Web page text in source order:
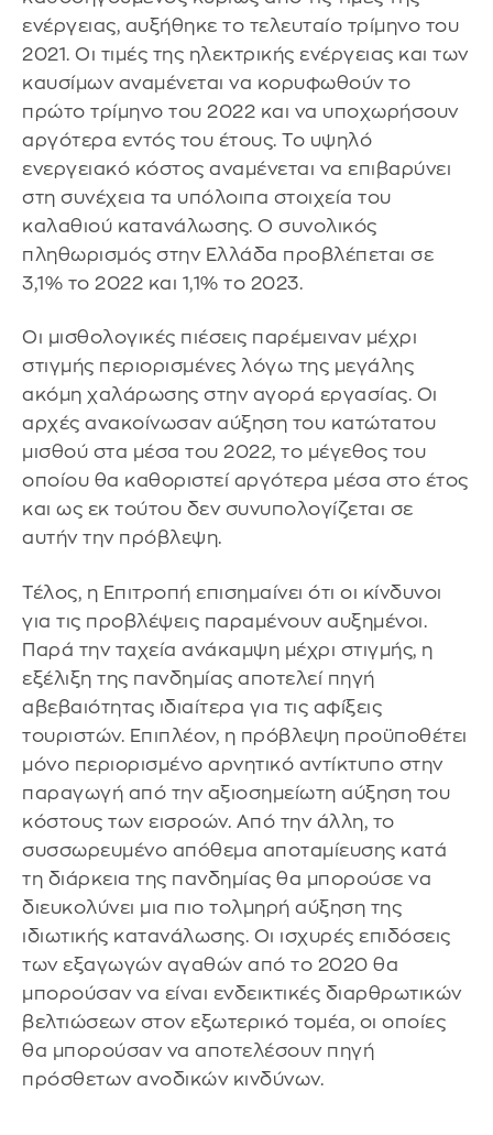
ενέργειας, αυξήθηκε το τελευταίο τρίμηνο του
2021. Οι τιμές της ηλεκτρικής ενέργειας και των
καυσίμων αναμένεται να κορυφωθούν το
πρώτο τρίμηνο του 2022 και να υποχωρήσουν
αργότερα εντός του έτους. Το υψηλό
ενεργειακό κόστος αναμένεται να επιβαρύνει
στη συνέχεια τα υπόλοιπα στοιχεία του
καλαθιού κατανάλωσης. Ο συνολικός
πληθωρισμός στην Ελλάδα προβλέπεται σε
3,1% το 2022 και 1,1% το 2023.
Οι μισθολογικές πιέσεις παρέμειναν μέχρι
στιγμής περιορισμένες λόγω της μεγάλης
ακόμη χαλάρωσης στην αγορά εργασίας. Οι
αρχές ανακοίνωσαν αύξηση του κατώτατου
μισθού στα μέσα του 2022, το μέγεθος του
οποίου θα καθοριστεί αργότερα μέσα στο έτος
και ως εκ τούτου δεν συνυπολογίζεται σε
αυτήν την πρόβλεψη.
Τέλος, η Επιτροπή επισημαίνει ότι οι κίνδυνοι
για τις προβλέψεις παραμένουν αυξημένοι.
Παρά την ταχεία ανάκαμψη μέχρι στιγμής, η
εξέλιξη της πανδημίας αποτελεί πηγή
αβεβαιότητας ιδιαίτερα για τις αφίξεις
τουριστών. Επιπλέον, η πρόβλεψη προϋποθέτει
μόνο περιορισμένο αρνητικό αντίκτυπο στην
παραγωγή από την αξιοσημείωτη αύξηση του
κόστους των εισροών. Από την άλλη, το
συσσωρευμένο απόθεμα αποταμίευσης κατά
τη διάρκεια της πανδημίας θα μπορούσε να
διευκολύνει μια πιο τολμηρή αύξηση της
ιδιωτικής κατανάλωσης. Οι ισχυρές επιδόσεις
των εξαγωγών αγαθών από το 2020 θα
μπορούσαν να είναι ενδεικτικές διαρθρωτικών
βελτιώσεων στον εξωτερικό τομέα, οι οποίες
θα μπορούσαν να αποτελέσουν πηγή
πρόσθετων ανοδικών κινδύνων.